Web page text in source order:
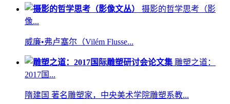
摄影的哲学思考（影
像...
威廉•弗卢塞尔（Vilém Flusse...
雕塑之道：
2017国...
隋建国 著名雕塑家，中央美术学院雕塑系教...